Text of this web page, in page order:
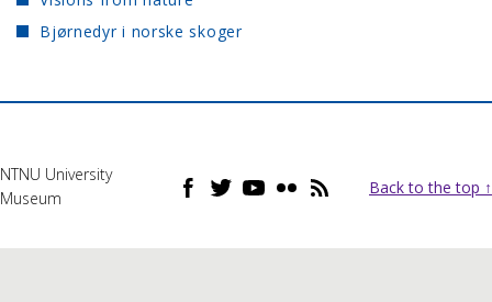
Bjørnedyr i norske skoger
NTNU University
Museum
Back to the top ↑